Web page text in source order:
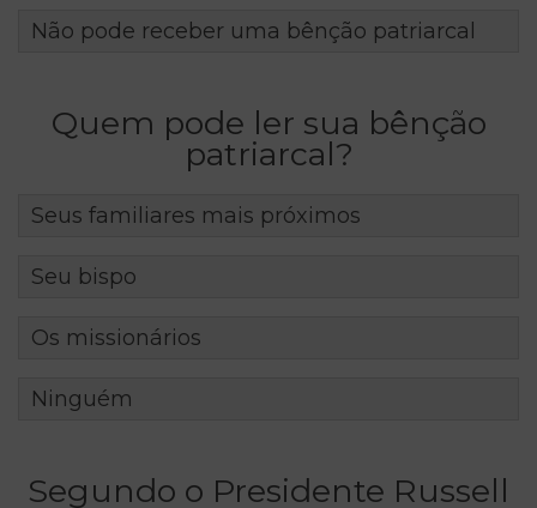
Não pode receber uma bênção patriarcal
Quem pode ler sua bênção
patriarcal?
Seus familiares mais próximos
Seu bispo
Os missionários
Ninguém
Segundo o Presidente Russell